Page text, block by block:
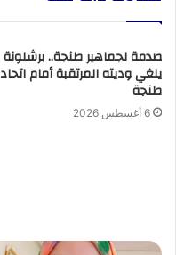
صدمة لجماهير طنجة.. برشلونة
يلغي وديته المرتقبة أمام اتحاد
طنجة
6 أغسطس 2026